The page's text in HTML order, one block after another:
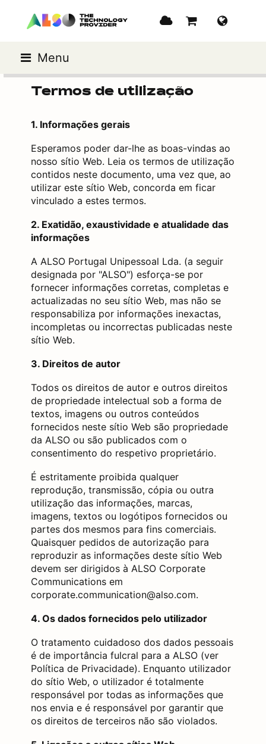
Menu
Termos de utilização
1. Informações gerais
Esperamos poder dar-lhe as boas-vindas ao
nosso sítio Web. Leia os termos de utilização
contidos neste documento, uma vez que, ao
utilizar este sítio Web, concorda em ficar
vinculado a estes termos.
2. Exatidão, exaustividade e atualidade das
informações
A ALSO Portugal Unipessoal Lda. (a seguir
designada por "ALSO") esforça-se por
fornecer informações corretas, completas e
actualizadas no seu sítio Web, mas não se
responsabiliza por informações inexactas,
incompletas ou incorrectas publicadas neste
sítio Web.
3. Direitos de autor
Todos os direitos de autor e outros direitos
de propriedade intelectual sob a forma de
textos, imagens ou outros conteúdos
fornecidos neste sítio Web são propriedade
da ALSO ou são publicados com o
consentimento do respetivo proprietário.
É estritamente proibida qualquer
reprodução, transmissão, cópia ou outra
utilização das informações, marcas,
imagens, textos ou logótipos fornecidos ou
partes dos mesmos para fins comerciais.
Quaisquer pedidos de autorização para
reproduzir as informações deste sítio Web
devem ser dirigidos à ALSO Corporate
Communications em
corporate.communication@also.com.
4. Os dados fornecidos pelo utilizador
O tratamento cuidadoso dos dados pessoais
é de importância fulcral para a ALSO (ver
Política de Privacidade). Enquanto utilizador
do sítio Web, o utilizador é totalmente
responsável por todas as informações que
nos envia e é responsável por garantir que
os direitos de terceiros não são violados.